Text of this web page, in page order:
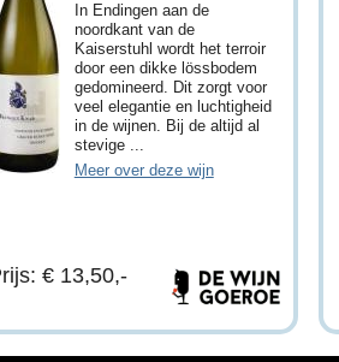
In Endingen aan de
noordkant van de
Kaiserstuhl wordt het terroir
door een dikke lössbodem
gedomineerd. Dit zorgt voor
veel elegantie en luchtigheid
in de wijnen. Bij de altijd al
stevige ...
Meer over deze wijn
€ 13,50,-